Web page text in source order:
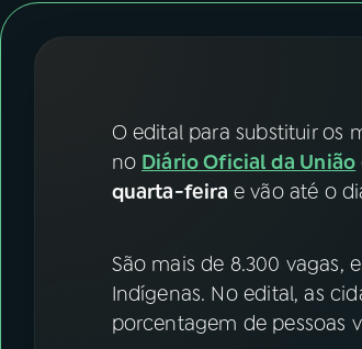
ACOMPANHE A RÁDIO NACIONAL
YouTube Facebook
O edital para substituir os
no Diário Oficial da União
quarta-feira e vão até o
São mais de 8.300 vagas,
Indígenas. No edital, as
porcentagem de pessoas